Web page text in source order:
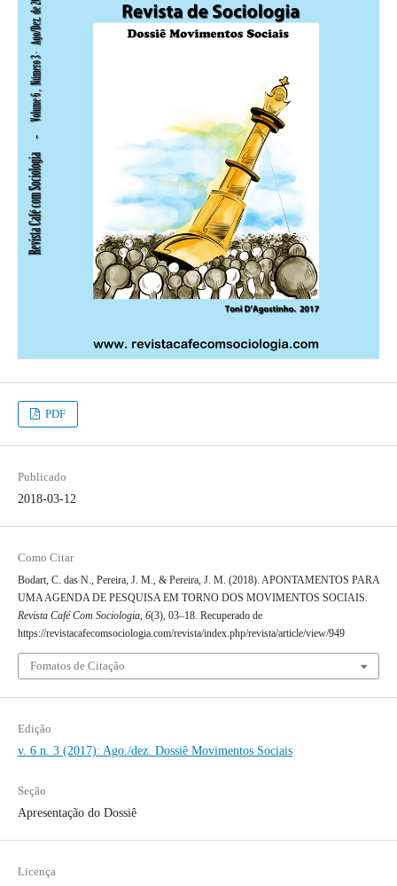
PDF
Publicado
2018-03-12
Como Citar
Bodart, C. das N., Pereira, J. M., & Pereira, J. M. (2018). APONTAMENTOS PARA
UMA AGENDA DE PESQUISA EM TORNO DOS MOVIMENTOS SOCIAIS.
Revista Café Com Sociologia, 6(3), 03–18. Recuperado de
https://revistacafecomsociologia.com/revista/index.php/revista/article/view/949
Fomatos de Citação
Edição
v. 6 n. 3 (2017): Ago./dez. Dossiê Movimentos Sociais
Seção
Apresentação do Dossiê
Licença